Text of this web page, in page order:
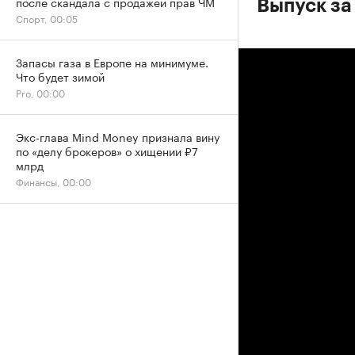
Выпуск
Спорт, 00:05
Запасы газа в Европе на минимуме.
Что будет зимой
Pro, 00:00
Экс-глава Mind Money признала вину
по «делу брокеров» о хищении ₽7
млрд
Финансы, 00:00